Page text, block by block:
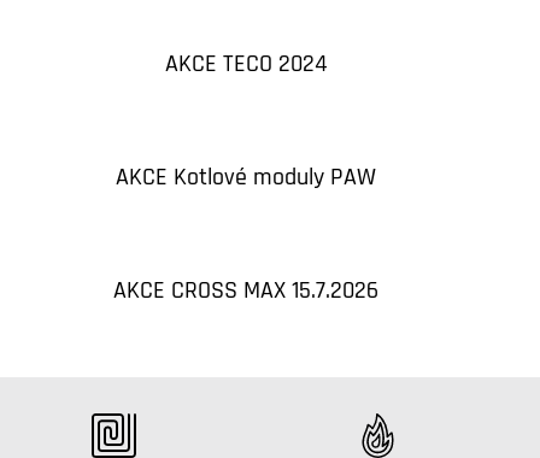
AKCE TECO 2024
AKCE Kotlové moduly PAW
AKCE CROSS MAX 15.7.2026